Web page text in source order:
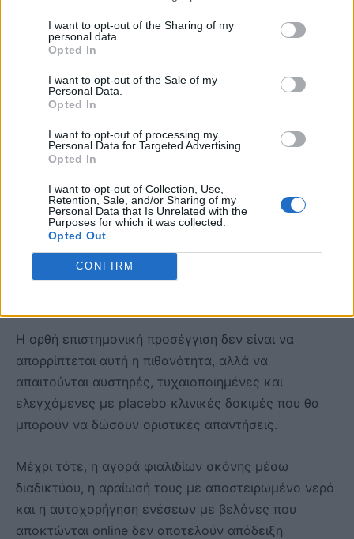
I want to opt-out of the Sharing of my
personal data.
Opted In
I want to opt-out of the Sale of my
Personal Data.
Opted In
I want to opt-out of processing my
Personal Data for Targeted Advertising.
Opted In
I want to opt-out of Collection, Use,
Retention, Sale, and/or Sharing of my
Personal Data that Is Unrelated with the
Purposes for which it was collected.
Opted Out
CONFIRM
ευρύτερης θεραπευτικής κατηγορίας του BPC-157
έχουν λάβει επίσημη έγκριση για κλινική χρήση.
Μια πρόσφατη ενημέρωση της FDA δεν θα πρέπει να
ερμηνευτεί ως αλλαγή στάσης απέναντι στην ουσία.
Η αμερικανική αρχή εξακολουθεί να αναφέρει
ανησυχίες για ανοσολογικές αντιδράσεις,
ακαθαρσίες και έλλειψη επαρκών στοιχείων
ασφαλείας.
Το BPC-157 ή άλλα πεπτίδια ενδέχεται στο μέλλον
να αποδειχθούν χρήσιμα για συγκεκριμένες
παθήσεις, σε συγκεκριμένες δόσεις και με
συγκεκριμένο τρόπο χορήγησης.
Η ορθή επιστημονική προσέγγιση δεν είναι να
απορρίπτεται αυτή η πιθανότητα, αλλά να
απαιτούνται αυστηρές, τυχαιοποιημένες και
ελεγχόμενες με placebo κλινικές δοκιμές που θα
μπορούν να δώσουν οριστικές απαντήσεις.
Μέχρι τότε, η αγορά φιαλιδίων σκόνης μέσω
διαδικτύου, η αραίωσή τους με αποστειρωμένο νερό
και η αυτοχορήγηση ενέσεων με βελόνες που
αποκτώνται online δεν αποτελούν απόδειξη